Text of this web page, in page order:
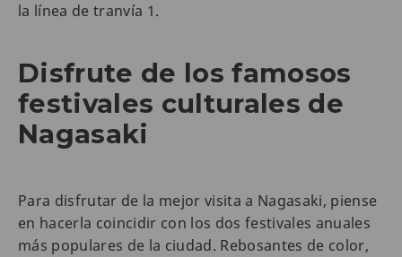
la línea de tranvía 1.
Disfrute de los famosos
festivales culturales de
Nagasaki
Para disfrutar de la mejor visita a Nagasaki, piense
en hacerla coincidir con los dos festivales anuales
más populares de la ciudad. Rebosantes de color,